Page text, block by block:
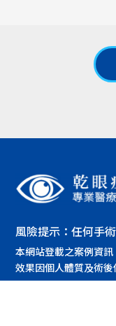
風險提示：任何手
本網站登載之案例資
效果因個人體質及術